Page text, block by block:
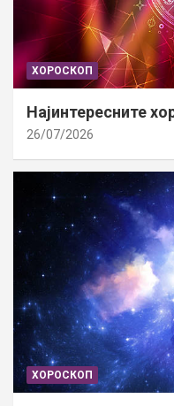
ХОРОСКОП
Најинтересните
26/07/2026
ХОРОСКОП